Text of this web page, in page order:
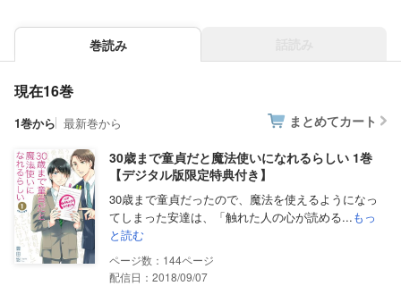
巻読み
現在16巻
1巻から 最新巻から まとめてカート
30歳まで童貞だと魔法使いになれるらしい 1巻
【デジタル版限定特典付き】
30歳まで童貞だったので、魔法を使えるようになっ
てしまった安達は、「触れた人の心が読める...もっ
と読む
144
配信日：2018/09/07